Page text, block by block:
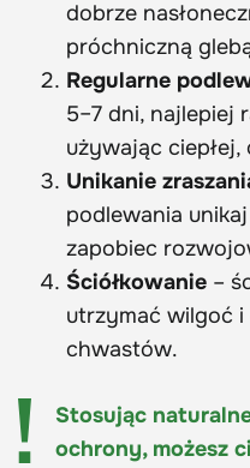
dobrze
próchniczną
Regularne
5–7 dni, najlepiej
używając
Unikanie
podlewania
zapobiec
Ściółkowanie –
utrzymać wilgoć
chwastów.
Stosując
ochrony, możesz